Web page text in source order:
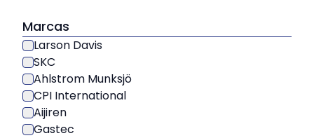
Marcas
Larson Davis
SKC
Ahlstrom Munksjö
CPI International
Aijiren
Gastec